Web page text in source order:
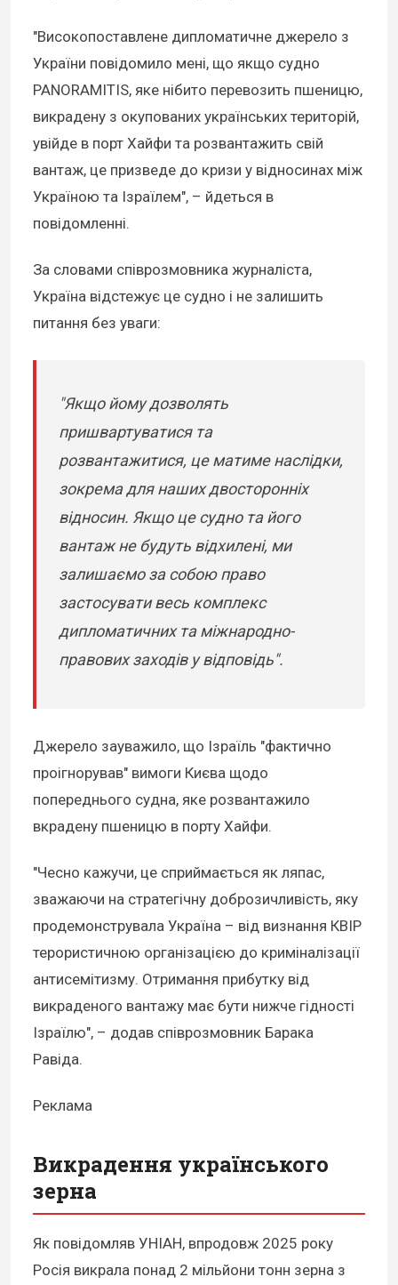
"Високопоставлене дипломатичне джерело з
України повідомило мені, що якщо судно
PANORAMITIS, яке нібито перевозить пшеницю,
викрадену з окупованих українських територій,
увійде в порт Хайфи та розвантажить свій
вантаж, це призведе до кризи у відносинах між
Україною та Ізраїлем", – йдеться в
повідомленні.
За словами співрозмовника журналіста,
Україна відстежує це судно і не залишить
питання без уваги:
"Якщо йому дозволять
пришвартуватися та
розвантажитися, це матиме наслідки,
зокрема для наших двосторонніх
відносин. Якщо це судно та його
вантаж не будуть відхилені, ми
залишаємо за собою право
застосувати весь комплекс
дипломатичних та міжнародно-
правових заходів у відповідь".
Джерело зауважило, що Ізраїль "фактично
проігнорував" вимоги Києва щодо
попереднього судна, яке розвантажило
вкрадену пшеницю в порту Хайфи.
"Чесно кажучи, це сприймається як ляпас,
зважаючи на стратегічну доброзичливість, яку
продемонструвала Україна – від визнання КВІР
терористичною організацією до криміналізації
антисемітизму. Отримання прибутку від
викраденого вантажу має бути нижче гідності
Ізраїлю", – додав співрозмовник Барака
Равіда.
Реклама
Викрадення українського
зерна
Як повідомляв УНІАН, впродовж 2025 року
Росія викрала понад 2 мільйони тонн зерна з